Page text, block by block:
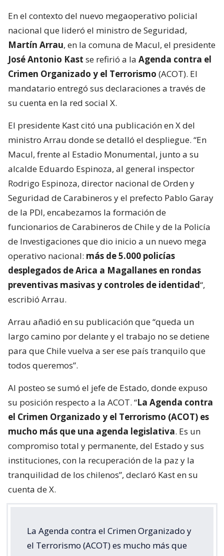
En el contexto del nuevo megaoperativo policial
nacional que lideró el ministro de Seguridad,
Martín Arrau, en la comuna de Macul, el presidente
José Antonio Kast se refirió a la Agenda contra el
Crimen Organizado y el Terrorismo (ACOT). El
mandatario entregó sus declaraciones a través de
su cuenta en la red social X.
El presidente Kast citó una publicación en X del
ministro Arrau donde se detalló el despliegue. “En
Macul, frente al Estadio Monumental, junto a su
alcalde Eduardo Espinoza, al general inspector
Rodrigo Espinoza, director nacional de Orden y
Seguridad de Carabineros y el prefecto Pablo Garay
de la PDI, encabezamos la formación de
funcionarios de Carabineros de Chile y de la Policía
de Investigaciones que dio inicio a un nuevo mega
operativo nacional: más de 5.000 policías
desplegados de Arica a Magallanes en rondas
preventivas masivas y controles de identidad“,
escribió Arrau.
Arrau añadió en su publicación que “queda un
largo camino por delante y el trabajo no se detiene
para que Chile vuelva a ser ese país tranquilo que
todos queremos”.
Al posteo se sumó el jefe de Estado, donde expuso
su posición respecto a la ACOT. “La Agenda contra
el Crimen Organizado y el Terrorismo (ACOT) es
mucho más que una agenda legislativa. Es un
compromiso total y permanente, del Estado y sus
instituciones, con la recuperación de la paz y la
tranquilidad de los chilenos”, declaró Kast en su
cuenta de X.
La Agenda contra el Crimen Organizado y
el Terrorismo (ACOT) es mucho más que